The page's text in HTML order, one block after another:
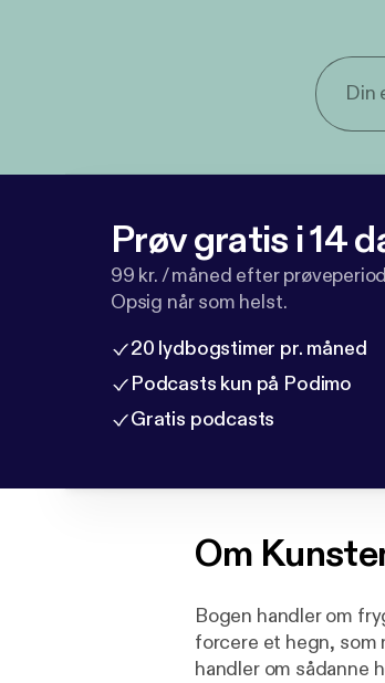
Prøv gratis i 14
99 kr. / måned efter
Opsig når som helst.
20 lydbogstimer pr. måned
Podcasts kun på Podimo
Gratis podcasts
Om
Bogen handler om
forcere et hegn, som
handler om sådanne